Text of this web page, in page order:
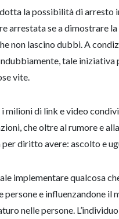
la possibilità di arresto
arrestata se a dimostrare
non lascino dubbi. A
tale
vite.
milioni di link e video
che oltre al rumore e
diritto avere: ascolto e
implementare qualcosa
persone e influenzandone il
nelle persone.